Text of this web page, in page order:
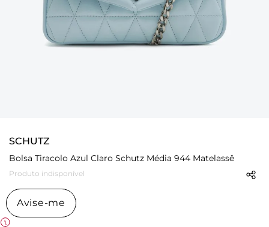
SCHUTZ
Bolsa Tiracolo Azul Claro Schutz Média 944 Matelassê
Produto indisponível
Avise-me